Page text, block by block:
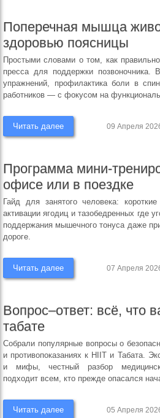
Поперечная мышца
здоровью поясницы
Простыми словами о том, как
пресса для поддержки позвоночника.
упражнений, профилактика боли в
работников — с фокусом на
Читать далее 09 Апреля
Программа мини-
офисе или в поездке
Гайд для занятого человека:
активации ягодиц и тазобедренных где
поддержания мышечного тонуса даже
дороге.
Читать далее 07 Апреля
Вопрос–ответ: всё, что
табате
Собрали популярные вопросы о
и противопоказаниях к HIIT и Табата.
и мифы, честный разбор
подходит всем, кто прежде опасался
Читать далее 05 Апреля